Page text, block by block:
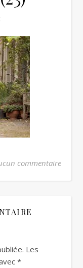
commentaire
Les
*